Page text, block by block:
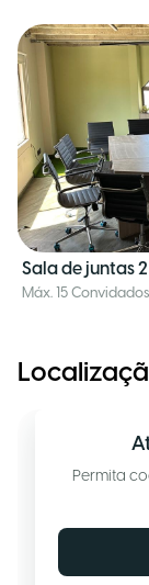
Sala de juntas 2
Máx. 15 Convidados
Permita